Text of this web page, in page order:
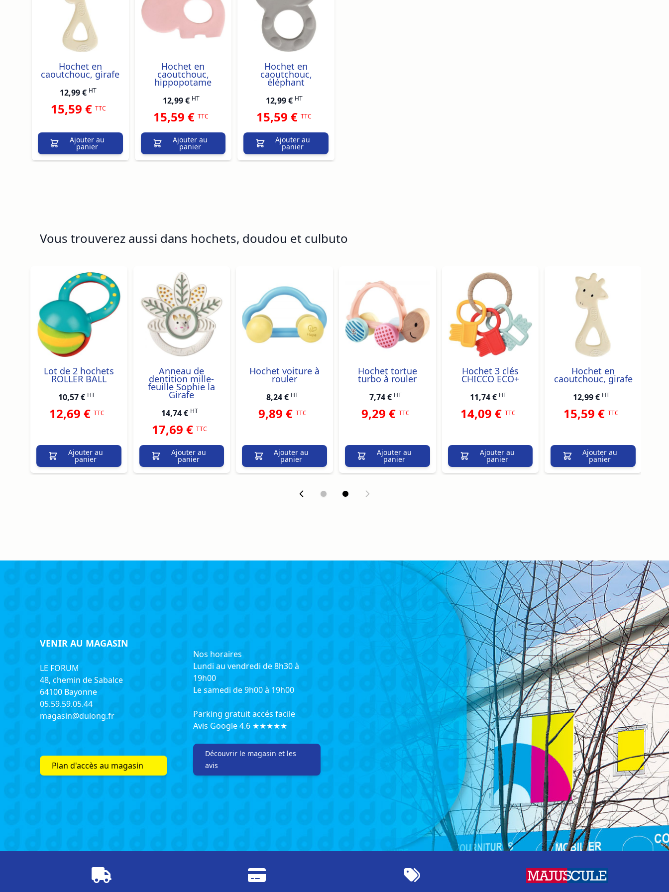
Hochet en
caoutchouc, girafe
12,99 € HT
15,59 € TTC
Ajouter au
panier
Hochet en
caoutchouc,
hippopotame
12,99 € HT
15,59 €TTC
Ajouter au
panier
Hochet en
caoutchouc,
éléphant
12,99 € HT
15,59 €TTC
Ajouter au
panier
Vous trouverez aussi dans hochets, doudou et culbuto
Navigating through the elements of the carousel is possible using the tab key. You can skip the carousel or go straight to carousel navigation using the skip links.
Press to skip carousel
Press to go to carousel navigation
Lot de 2 hochets
ROLLER BALL
10,57 € HT
12,69 € TTC
Ajouter au
panier
Anneau de
dentition mille-
feuille Sophie la
Girafe
14,74 € HT
17,69 €TTC
Ajouter au
panier
Hochet voiture à
rouler
8,24 € HT
9,89 €TTC
Ajouter au
panier
Hochet tortue
turbo à rouler
7,74 € HT
9,29 € TTC
Ajouter au
panier
Hochet 3 clés
CHICCO ECO+
11,74 € HT
14,09 €TTC
Ajouter au
panier
Hochet en
caoutchouc, girafe
12,99 € HT
15,59 €TTC
Ajouter au
panier
VENIR AU MAGASIN
LE FORUM
48, chemin de Sabalce
64100 Bayonne
05.59.59.05.44
magasin@dulong.fr
Plan d'accès au magasin
Nos horaires
Lundi au vendredi de 8h30 à
19h00
Le samedi de 9h00 à 19h00
Parking gratuit accés facile
Avis Google 4.6 ★★★★★
Découvrir le magasin et les
avis